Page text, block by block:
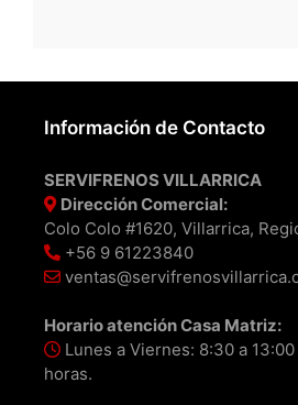
Información de Contacto
SERVIFRENOS VILLARRICA
Dirección Comercial:
Colo Colo #1620, Villarrica,
+56 9 61223840
Horario atención Casa Matriz:
Lunes a Viernes: 8:30 a
horas.